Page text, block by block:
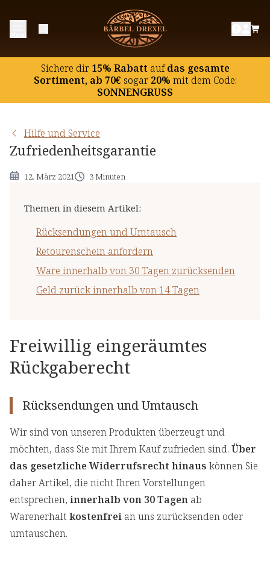
Sichere dir15% Rabatt aufdas gesamte
Sortiment, ab 70€ sogar20% mit dem Code:
SONNENGRUSS
Hilfe und Service
Zufriedenheitsgarantie
12. März 2021 3 Minuten
Themen in diesem Artikel:
Rücksendungen und Umtausch
Retourenschein anfordern
Ware innerhalb von 30 Tagen zurücksenden
Geld zurück innerhalb von 14 Tagen
Rücksendungen und Umtausch
Retourenschein anfordern
Ware innerhalb von 30 Tagen zurücksenden
Geld zurück innerhalb von 14 Tagen
Freiwillig eingeräumtes
Rückgaberecht
Rücksendungen und Umtausch
Wir sind von unseren Produkten überzeugt und
möchten, dass Sie mit Ihrem Kauf zufrieden sind. Über
das gesetzliche Widerrufsrecht hinaus können Sie
daher Artikel, die nicht Ihren Vorstellungen
entsprechen, innerhalb von 30 Tagen ab
Warenerhalt kostenfrei an uns zurücksenden oder
umtauschen.